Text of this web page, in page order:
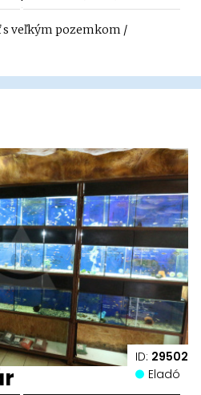
s veľkým pozemkom /
ID: 29502
Eladó